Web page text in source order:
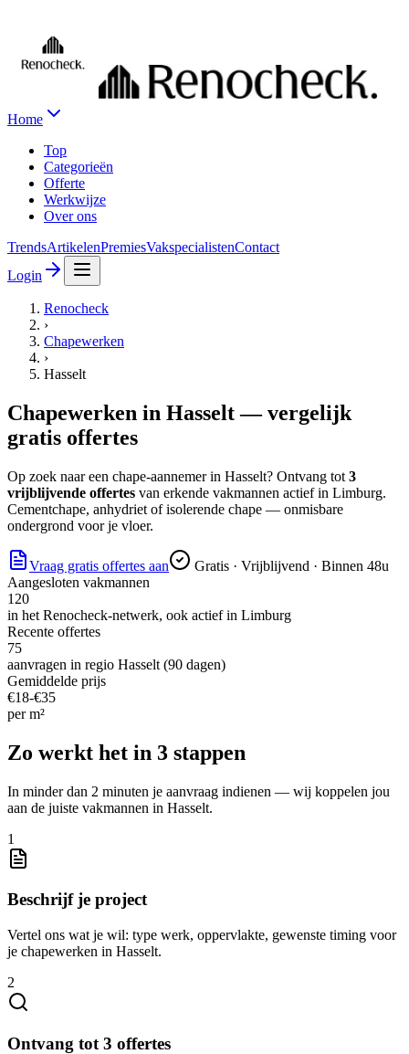
Home
Top
Categorieën
Offerte
Werkwijze
Over ons
TrendsArtikelenPremiesVakspecialistenContact
Login
Renocheck
›
Chapewerken
›
Hasselt
Chapewerken in Hasselt— vergelijk
gratis offertes
Op zoek naareen chape-aannemerin Hasselt? Ontvang tot 3
vrijblijvende offertes van erkende vakmannen actief in Limburg.
Cementchape, anhydriet of isolerende chape — onmisbare
ondergrond voor je vloer.
Vraag gratis offertes aan
Gratis · Vrijblijvend · Binnen 48u
Aangesloten vakmannen
120
in het Renocheck-netwerk, ook actief in Limburg
Recente offertes
75
aanvragen in regio Hasselt (90 dagen)
Gemiddelde prijs
€18-€35
perm²
Zo werkt het in 3 stappen
In minder dan 2 minuten je aanvraag indienen — wij koppelen jou
aan de juiste vakmannen in Hasselt.
1
Beschrijf je project
Vertel ons wat je wil: type werk, oppervlakte, gewenste timing voor
je chapewerken in Hasselt.
2
Ontvang tot 3 offertes